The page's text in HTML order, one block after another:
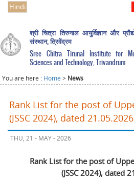
Hindi
श्री चित्रा तिरुनाल आयुर्विज्ञान और
संस्थान, त्रिवेंद्रम
Sree Chitra Tirunal Institute for
Sciences and Technology, Trivandrum
You are here : Home > News
Rank List for the post of
(JSSC 2024), dated 21.05.2026
THU, 21 - MAY - 2026
Rank List for the post of
(JSSC 2024), dated